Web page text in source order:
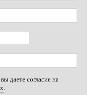
даете согласие на
.